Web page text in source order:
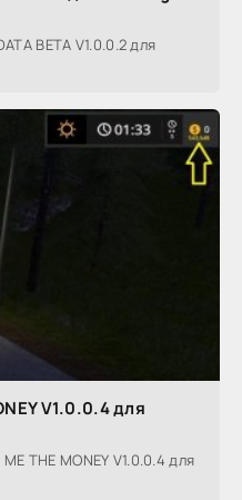
BETA V1.0.0.2 для
V1.0.0.4 для
THE MONEY V1.0.0.4 для